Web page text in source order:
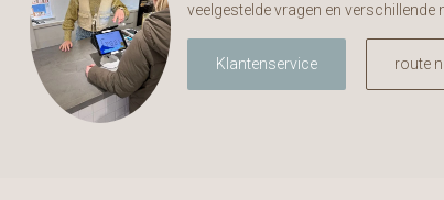
veelgestelde vragen en
Klantenservice route